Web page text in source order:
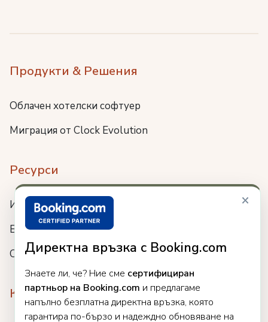
×
Директна връзка с Booking.com
Знаете ли, че? Ние сме сертифициран
партньор на Booking.com и предлагаме
напълно безплатна директна връзка, която
гарантира по-бързо и надеждно обновяване на
Продукти & Решения
Облачен хотелски софтуер
Миграция от Clock Evolution
Ресурси
Интеграции
Блог
Събития
Компания